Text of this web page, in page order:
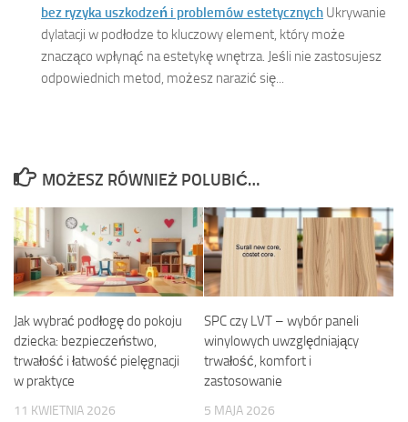
bez ryzyka uszkodzeń i problemów estetycznych Ukrywanie
dylatacji w podłodze to kluczowy element, który może
znacząco wpłynąć na estetykę wnętrza. Jeśli nie zastosujesz
odpowiednich metod, możesz narazić się...
MOŻESZ RÓWNIEŻ POLUBIĆ…
Jak wybrać podłogę do pokoju
dziecka: bezpieczeństwo,
trwałość i łatwość pielęgnacji
w praktyce
11 KWIETNIA 2026
SPC czy LVT – wybór paneli
winylowych uwzględniający
trwałość, komfort i
zastosowanie
5 MAJA 2026